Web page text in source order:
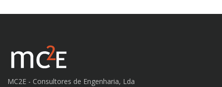
MC2E - Consultores de Engenharia, Lda